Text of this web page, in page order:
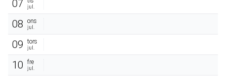
07 jul.
08 ons
jul.
09 tors
jul.
10 fre
jul.